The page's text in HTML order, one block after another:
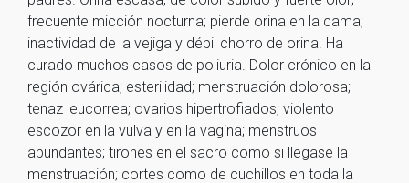
frecuente micción nocturna; pierde orina en la cama;
inactividad de la vejiga y débil chorro de orina. Ha
curado muchos casos de poliuria. Dolor crónico en la
región ovárica; esterilidad; menstruación dolorosa;
tenaz leucorrea; ovarios hipertrofiados; violento
escozor en la vulva y en la vagina; menstruos
abundantes; tirones en el sacro como si llegase la
menstruación; cortes como de cuchillos en toda la